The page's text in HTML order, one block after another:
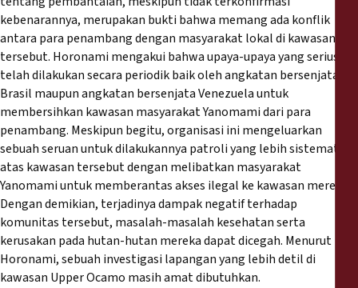
kebenarannya, merupakan bukti bahwa memang ada konflik
antara para penambang dengan masyarakat lokal di kawasan
tersebut. Horonami mengakui bahwa upaya-upaya yang serius
telah dilakukan secara periodik baik oleh angkatan bersenjata
Brasil maupun angkatan bersenjata Venezuela untuk
membersihkan kawasan masyarakat Yanomami dari para
penambang. Meskipun begitu, organisasi ini mengeluarkan
sebuah seruan untuk dilakukannya patroli yang lebih sistematis
atas kawasan tersebut dengan melibatkan masyarakat
Yanomami untuk memberantas akses ilegal ke kawasan mereka.
Dengan demikian, terjadinya dampak negatif terhadap
komunitas tersebut, masalah-masalah kesehatan serta
kerusakan pada hutan-hutan mereka dapat dicegah. Menurut
Horonami, sebuah investigasi lapangan yang lebih detil di
kawasan Upper Ocamo masih amat dibutuhkan.